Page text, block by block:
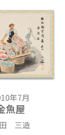
年7月
魚屋
三造